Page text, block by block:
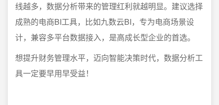
线越多，数据分析带来的管理红利就越明显。建议选择
成熟的电商BI工具，比如九数云BI，专为电商场景设
计，兼容多平台数据接入，是高成长型企业的首选。
想提升财务管理水平，迈向智能决策时代，数据分析工
具一定要早用早受益！